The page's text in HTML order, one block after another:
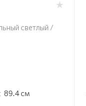
светлый /
89.4 см